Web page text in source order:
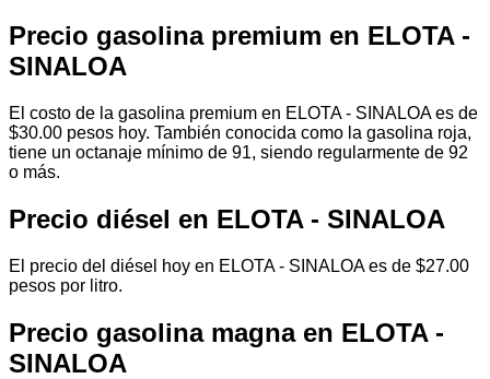
Precio gasolina premium en ELOTA -
SINALOA
El costo de la gasolina premium en ELOTA - SINALOA es de
$30.00 pesos hoy. También conocida como la gasolina roja,
tiene un octanaje mínimo de 91, siendo regularmente de 92
o más.
Precio diésel en ELOTA - SINALOA
El precio del diésel hoy en ELOTA - SINALOA es de $27.00
pesos por litro.
Precio gasolina magna en ELOTA -
SINALOA